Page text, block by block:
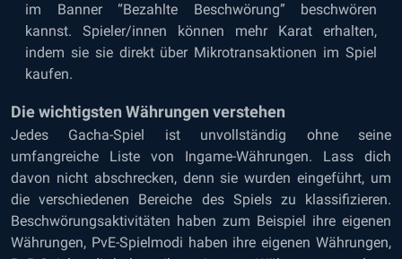
im Banner “Bezahlte Beschwörung” beschwören
kannst. Spieler/innen können mehr Karat erhalten,
indem sie sie direkt über Mikrotransaktionen im Spiel
kaufen.
Die wichtigsten Währungen verstehen
Jedes Gacha-Spiel ist unvollständig ohne seine
umfangreiche Liste von Ingame-Währungen. Lass dich
davon nicht abschrecken, denn sie wurden eingeführt, um
die verschiedenen Bereiche des Spiels zu klassifizieren.
Beschwörungsaktivitäten haben zum Beispiel ihre eigenen
Währungen, PvE-Spielmodi haben ihre eigenen Währungen,